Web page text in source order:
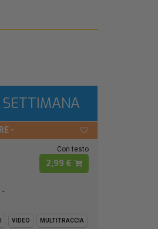
RE -
-
Con testo
2,99 €
VIDEO MULTITRACCIA